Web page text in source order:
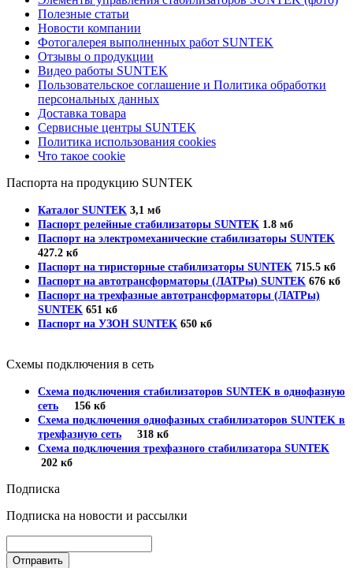
Полезные статьи
Новости компании
Фотогалерея выполненных работ SUNTEK
Отзывы о продукции
Видео работы SUNTEK
Пользовательское соглашение и Политика обработки
персональных данных
Доставка товара
Сервисные центры SUNTEK
Политика использования cookies
Что такое cookie
Паспорта на продукцию SUNTEK
Каталог SUNTEK 3,1 мб
Паспорт релейные стабилизаторы SUNTEK 1.8 мб
Паспорт на электромеханические стабилизаторы SUNTEK
427.2 кб
Паспорт на тиристорные стабилизаторы SUNTEK 715.5 кб
Паспорт на автотрансформаторы (ЛАТРы) SUNTEK 676 кб
Паспорт на трехфазные автотрансформаторы (ЛАТРы)
SUNTEK 651 кб
Паспорт на УЗОН SUNTEK 650 кб
Схемы подключения в сеть
Схема подключения стабилизаторов SUNTEK в однофазную
сеть 156 кб
Схема подключения однофазных стабилизаторов SUNTEK в
трехфазную сеть 318 кб
Схема подключения трехфазного стабилизатора SUNTEK
202 кб
Подписка
Подписка на новости и рассылки